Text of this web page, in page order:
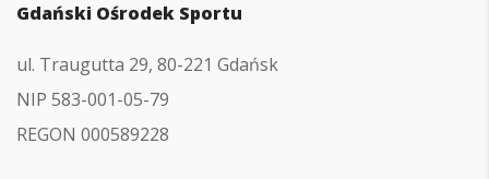
Gdański Ośrodek Sportu
ul. Traugutta 29, 80-221 Gdańsk
NIP 583-001-05-79
REGON 000589228